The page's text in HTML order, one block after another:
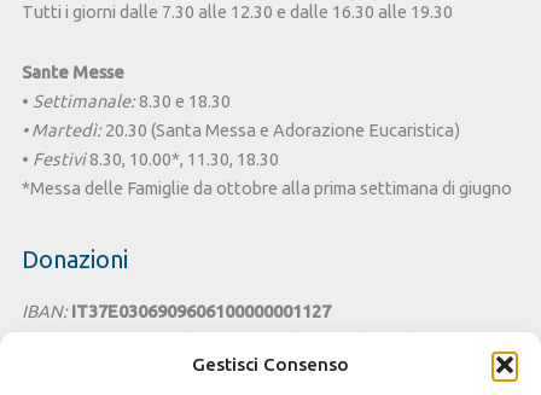
Gestisci Consenso
Tutti i giorni dalle 7.30 alle 12.30 e dalle 16.30 alle 19.30
Sante Messe
• Settimanale:8.30 e 18.30
• Martedì:20.30 (Santa Messa e Adorazione Eucaristica)
• Festivi8.30, 10.00*, 11.30, 18.30
*Messa delle Famiglie da ottobre alla prima settimana di giugno
Donazioni
IBAN: IT37E0306909606100000001127